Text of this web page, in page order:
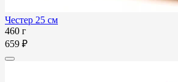
Честер 25 см
460 г
659 ₽